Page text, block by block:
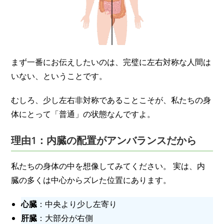
まず一番にお伝えしたいのは、完璧に左右対称な人間は
いない、ということです。
むしろ、少し左右非対称であることこそが、私たちの身
体にとって「普通」の状態なんですよ。
理由1：内臓の配置がアンバランスだから
私たちの身体の中を想像してみてください。 実は、内
臓の多くは中心からズレた位置にあります。
心臓 ：中央より少し左寄り
肝臓 ：大部分が右側